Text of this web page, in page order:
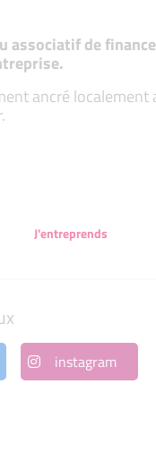
associatif de
ancré
J'entreprends
instagram